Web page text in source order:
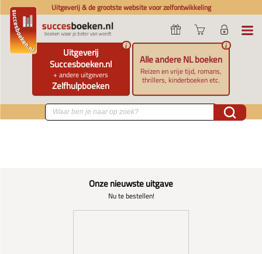
Uitgeverij & de grootste website voor zelfontwikkeling
Uitgeverij
Succesboeken.nl
+ andere uitgevers
Zelfhulpboeken
i
Alle andere NL boeken
Reizen en vrije tijd, romans,
thrillers, kinderboeken etc.
i
Onze nieuwste uitgave
Nu te bestellen!